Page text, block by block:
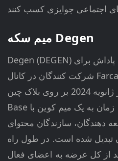
میم سکه Degen
Degen (DEGEN) به عنوان یک نشانه پاداش برای
شرکت کنندگان در کانال Farcaster Degen شروع به
کار کرد. این سکه که در ژانویه 2024 بر روی بلاک چین
Base راه اندازی شد، از آن زمان به یک میم کوین با
دهندگان، سازندگان محتوای
تبدیل شده است. در طول راه
اولیه، 15 درصد از کل عرضه به اعضای فعال